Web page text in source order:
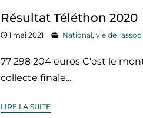
Résultat Téléthon 2020
1 mai 2021 National,vie de
​​​​​​​​​​​​​​​​77 298 204 euros C'est le
collecte finale...
LIRE LA SUITE